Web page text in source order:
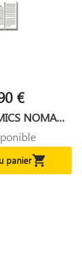
€
NOMAD :
panier